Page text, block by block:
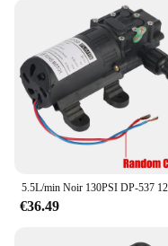
€36.49